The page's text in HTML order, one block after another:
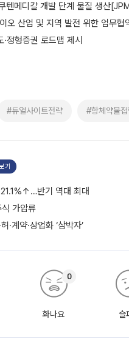
텐메디칼 개발 단계 물질 생산
오 산업 및 지역 발전 위한 업무협
정형증권 로드맵 제시
#듀얼사이트전략 #항체약물접
기
반기 역대 최대
가압류
계약·상업화 ‘삼박자’
화나요
0
슬